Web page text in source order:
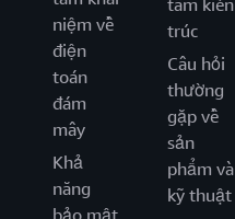
niệm về
điện
toán
đám
mây
Khả
năng
tâm kiến
trúc
Câu hỏi
thường
gặp về
sản
phẩm và
kỹ thuật